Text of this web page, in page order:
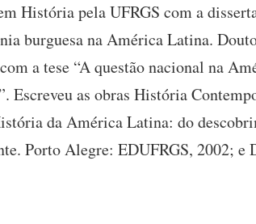
História pela UFRGS com a
burguesa na América Latina.
a tese “A questão nacional na
Escreveu as obras História
da América Latina: do
Porto Alegre: EDUFRGS, 2002;